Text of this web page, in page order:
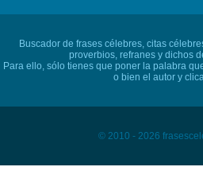
Buscador de frases célebres, citas
proverbios, refranes y dichos
Para ello, sólo tienes que poner la palabra
o bien el autor y
© 2010 - 2026